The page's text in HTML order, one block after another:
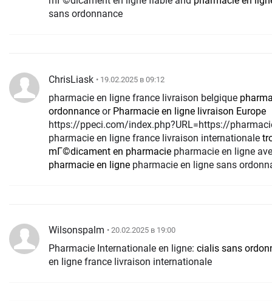
sans ordonnance
ChrisLiask • 19.02.2025 в 09:12
pharmacie en ligne france livraison belgique
ordonnance or Pharmacie en ligne livraison Europe
https://ppeci.com/index.php?URL=https://
pharmacie en ligne france livraison internationale
mГ©dicament en pharmacie pharmacie en ligne
pharmacie en ligne pharmacie en ligne sans
Wilsonspalm • 20.02.2025 в 19:00
Pharmacie Internationale en ligne: cialis sans
en ligne france livraison internationale